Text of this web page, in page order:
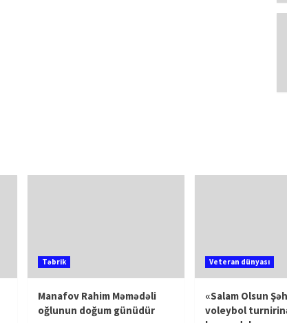
Təbrik
Manafov Rahim Məmədəli
oğlunun doğum günüdür
Veteran dünyası
«Salam Olsun
voleybol